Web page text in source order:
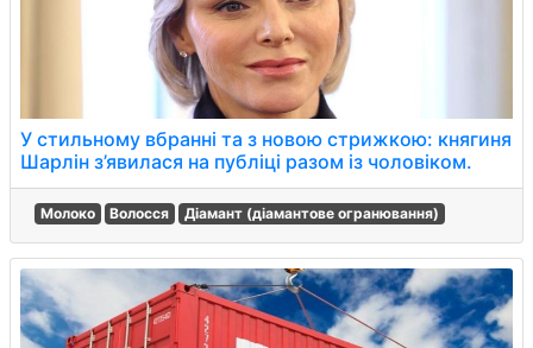
У стильному вбранні та з новою стрижкою: княгиня
Шарлін з’явилася на публіці разом із чоловіком.
Молоко Волосся Діамант (діамантове огранювання)